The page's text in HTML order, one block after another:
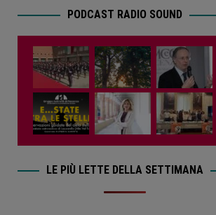
PODCAST RADIO SOUND
LE PIÙ LETTE DELLA SETTIMANA